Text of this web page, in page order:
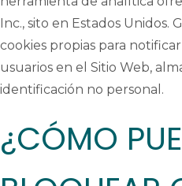
Inc., sito en Estados Unidos.
cookies propias para
usuarios en el Sitio Web,
identificación no personal.
¿CÓMO